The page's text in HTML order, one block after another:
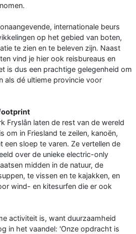
internationale beurs
op het gebied van boten,
te zien en te beleven zijn. Naast
vind je hier ook reisbureaus en
is dus een prachtige gelegenheid om
als dé ultieme provincie voor
Fryslân laten de rest van de wereld
om in Friesland te zeilen, kanoën,
een sloep te varen. Ze vertellen de
over de unieke electric-only
midden in de natuur, de
te vissen en te kajakken, en
wind- en kitesurfen die er ook
activiteit is, want duurzaamheid
in het vaandel: 'Onze opdracht is